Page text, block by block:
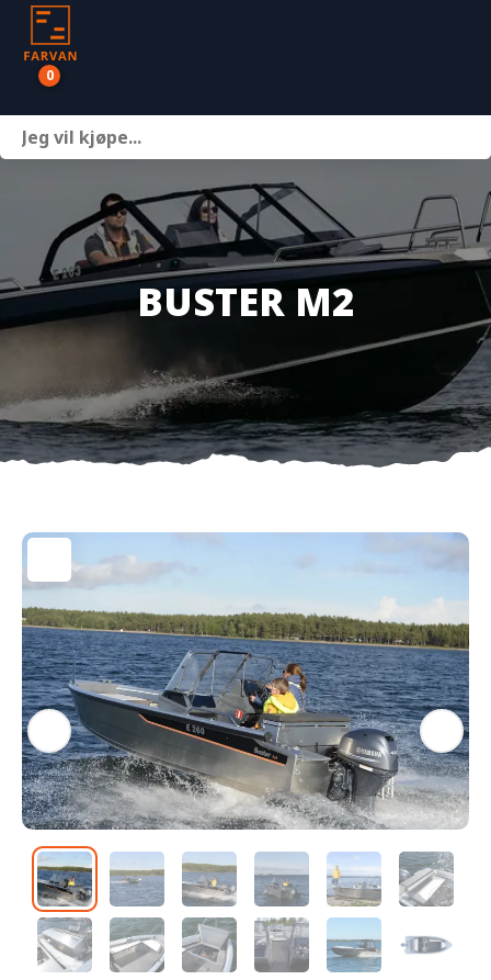
0
Motor
Henger
Om oss
Kontakt
BUSTER M2